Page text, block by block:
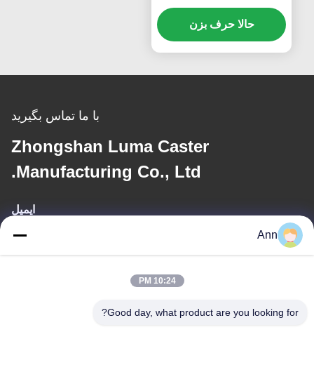
چرخ فرمان PU سختی 92
کیلوگرم
حالا حرف بزن
با ما تماس بگیرید
Zhongshan Luma Caster
Manufacturing Co., Ltd.
ایمیل
ann@industrialwheelcasters.com
آدرس
Ann
10:24 PM
Good day, what product are you looking for?